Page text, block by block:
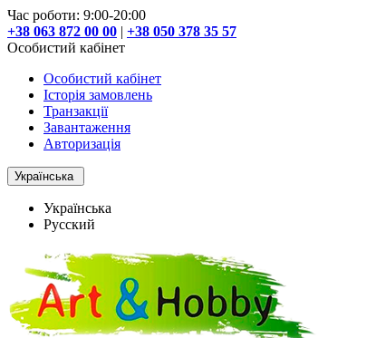
Час роботи: 9:00-20:00
+38 063 872 00 00 | +38 050 378 35 57
Особистий кабінет
Особистий кабінет
Історія замовлень
Транзакції
Завантаження
Авторизація
Українська
Українська
Русский